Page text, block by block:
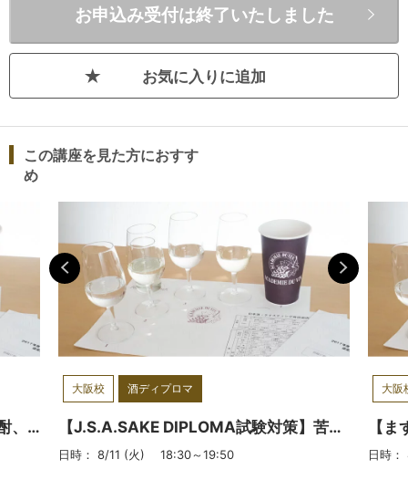
お気に入りに追加
お申込み受付は終了いたしました
この講座を見た方におすす
め
【得点力アップ】得点に結びつく焼酎、泡盛を徹底解説
大阪校 酒ディプロマ
【J.S.A.SAKE DIPLOMA試験対策】苦手意識を克服！論述試験徹底対策
日時： 8/11 (火) 18:30～19:50
大阪
日時